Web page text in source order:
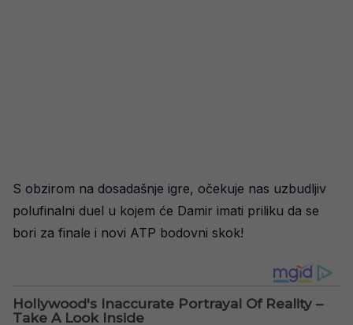
S obzirom na dosadašnje igre, očekuje nas uzbudljiv
polufinalni duel u kojem će Damir imati priliku da se
bori za finale i novi ATP bodovni skok!